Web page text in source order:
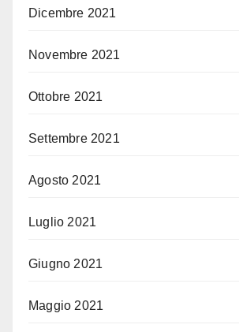
Dicembre 2021
Novembre 2021
Ottobre 2021
Settembre 2021
Agosto 2021
Luglio 2021
Giugno 2021
Maggio 2021